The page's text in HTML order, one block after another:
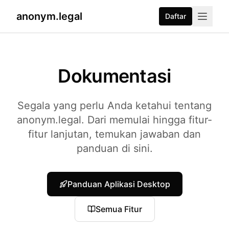
anonym.legal Daftar
Dokumentasi
Segala yang perlu Anda ketahui tentang
anonym.legal. Dari memulai hingga fitur-
fitur lanjutan, temukan jawaban dan
panduan di sini.
Panduan Aplikasi Desktop
Semua Fitur